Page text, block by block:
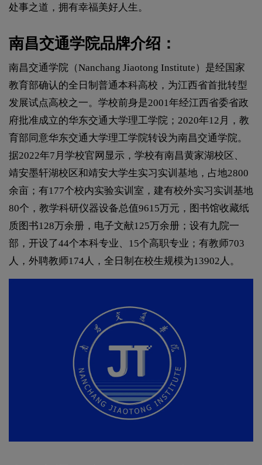
处事之道，拥有幸福美好人生。
南昌交通学院品牌介绍：
南昌交通学院（Nanchang Jiaotong Institute）是经国家
教育部确认的全日制普通本科高校，为江西省首批转型
发展试点高校之一。学校前身是2001年经江西省委省政
府批准成立的华东交通大学理工学院；2020年12月，教
育部同意华东交通大学理工学院转设为南昌交通学院。
据2022年7月学校官网显示，学校有南昌黄家湖校区、
靖安墨轩湖校区和靖安大学生实习实训基地，占地2800
余亩；有177个校内实验实训室，建有校外实习实训基地
80个，教学科研仪器设备总值9615万元，图书馆收藏纸
质图书128万余册，电子文献125万余册；设有九院一
部，开设了44个本科专业、15个高职专业；有教师703
人，外聘教师174人，全日制在校生规模为13902人。